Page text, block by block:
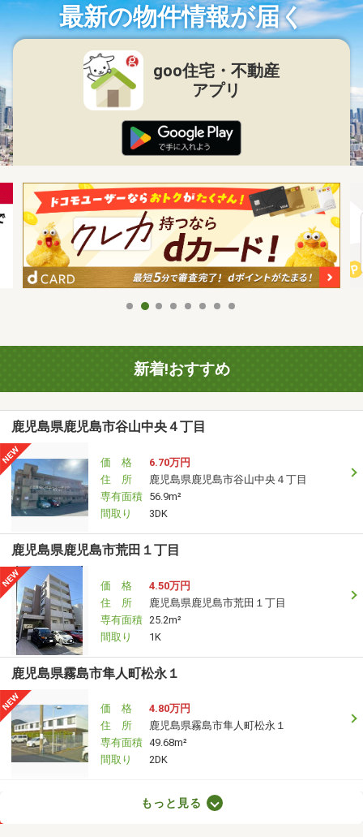
最新の物件情報が届く
goo住宅・不動産
アプリ
新着!おすすめ
鹿児島県鹿児島市谷山中央４丁目
価 格
6.70万円
住 所
鹿児島県鹿児島市谷山中央４丁目
専有面積 56.9m²
間取り
3DK
鹿児島県鹿児島市荒田１丁目
価 格
4.50万円
住 所
鹿児島県鹿児島市荒田１丁目
専有面積 25.2m²
間取り
1K
鹿児島県霧島市隼人町松永１
価 格
4.80万円
住 所
鹿児島県霧島市隼人町松永１
専有面積 49.68m²
間取り
2DK
鹿児島県薩摩川内市平佐町もっと見る